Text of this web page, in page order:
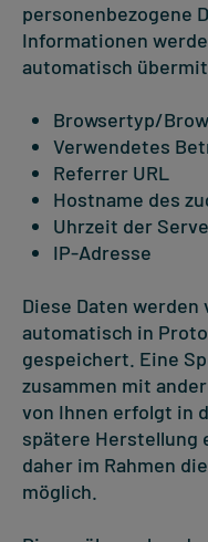
personenbezogene
Informationen
automatisch
Browsertyp/
Verwendetes
Referrer URL
Hostname des
Uhrzeit der
IP-Adresse
Diese Daten
automatisch in
gespeichert. Eine
zusammen mit
von Ihnen erfolgt in
spätere Herstellung
daher im Rahmen
möglich.